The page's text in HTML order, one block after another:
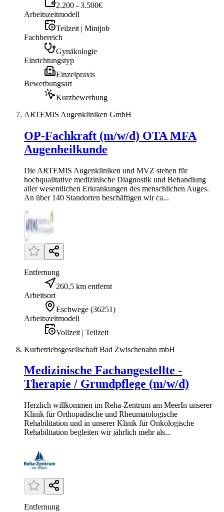
2.200 - 3.500€
Arbeitszeitmodell
Teilzeit | Minijob
Fachbereich
Gynäkologie
Einrichtungstyp
Einzelpraxis
Bewerbungsart
Kurzbewerbung
ARTEMIS Augenkliniken GmbH
OP-Fachkraft (m/w/d) OTA MFA
Augenheilkunde
Die ARTEMIS Augenkliniken und MVZ stehen für
hochqualitative medizinische Diagnostik und Behandlung
aller wesentlichen Erkrankungen des menschlichen Auges.
An über 140 Standorten beschäftigen wir ca...
Entfernung
260,5 km entfernt
Arbeitsort
Eschwege (36251)
Arbeitszeitmodell
Vollzeit | Teilzeit
Kurbetriebsgesellschaft Bad Zwischenahn mbH
Medizinische Fachangestellte -
Therapie / Grundpflege (m/w/d)
Herzlich willkommen im Reha-Zentrum am MeerIn unserer
Klinik für Orthopädische und Rheumatologische
Rehabilitation und in unserer Klinik für Onkologische
Rehabilitation begleiten wir jährlich mehr als...
Entfernung